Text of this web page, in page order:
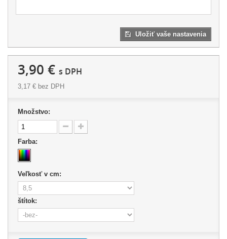
Uložiť vaše nastavenia
3,90 € s DPH
3,17 € bez DPH
Množstvo:
Farba:
Veľkosť v cm:
štítok: